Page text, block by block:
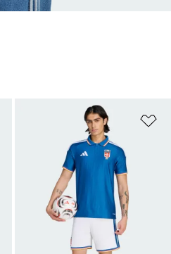
Zur Wunschliste hinzufügen